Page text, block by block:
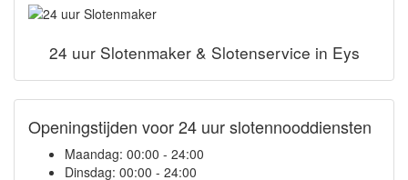
24 uur Slotenmaker & Slotenservice in Eys
Openingstijden voor 24 uur slotennooddiensten
Maandag: 00:00 - 24:00
Dinsdag: 00:00 - 24:00